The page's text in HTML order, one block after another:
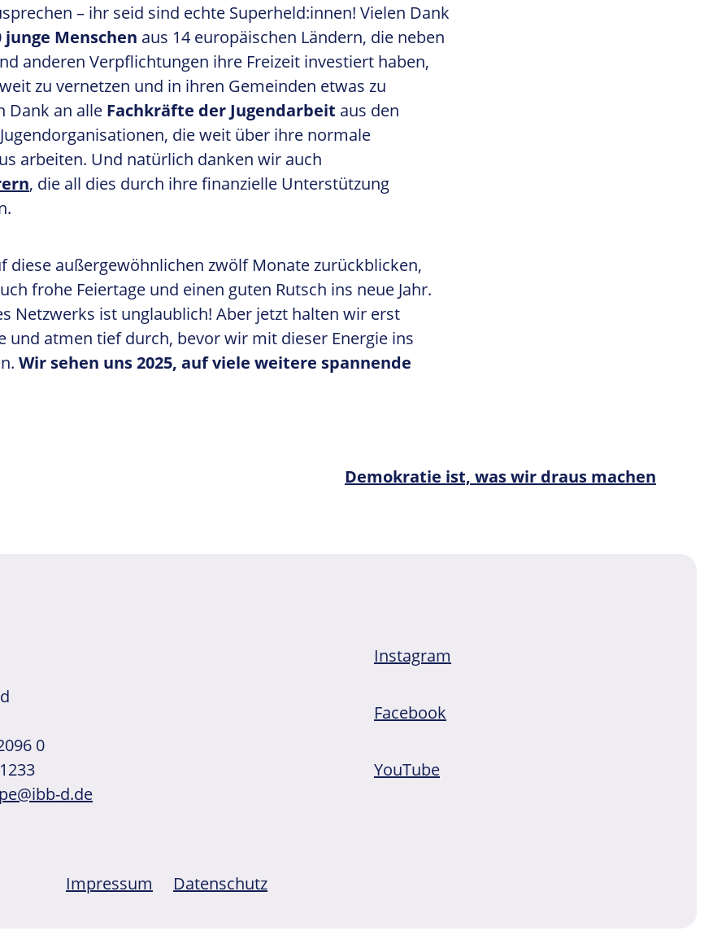
– ihr seid sind echte Superheld:innen! Vielen Dank
junge Menschen aus 14 europäischen Ländern, die neben
anderen Verpflichtungen ihre Freizeit investiert haben,
zu vernetzen und in ihren Gemeinden etwas zu
Dank an alle Fachkräfte der Jugendarbeit aus den
die weit über ihre normale
arbeiten. Und natürlich danken wir auch
, die all dies durch ihre finanzielle Unterstützung
diese außergewöhnlichen zwölf Monate zurückblicken,
frohe Feiertage und einen guten Rutsch ins neue Jahr.
Netzwerks ist unglaublich! Aber jetzt halten wir erst
und atmen tief durch, bevor wir mit dieser Energie ins
Wir sehen uns 2025, auf viele weitere spannende
Nächster post:
Demokratie ist, was wir draus machen
0
d.de
Instagram
Facebook
YouTube
Impressum Datenschutz